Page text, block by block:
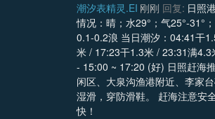
潮汐表精灵.EI 刚刚 回复: 日照
情况：晴；水29°；气25°-31°
0.1-0.2浪 当日潮汐：04:41干
米 / 17:23干1.3米 / 23:31满4.3
- 15:00 ~ 17:20 (好) 日照赶海
闲区、大泉沟渔港附近、李家
湿滑，穿防滑鞋。 赶海注意安
快！